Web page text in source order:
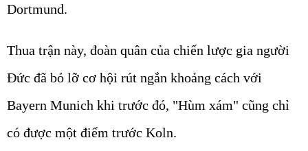
Dortmund.
Thua trận này, đoàn quân của chiến lược gia người
Đức đã bỏ lỡ cơ hội rút ngắn khoảng cách với
Bayern Munich khi trước đó, "Hùm xám" cũng chỉ
có được một điểm trước Koln.